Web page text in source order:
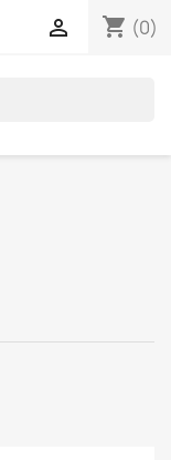
shopping_cart (0)
